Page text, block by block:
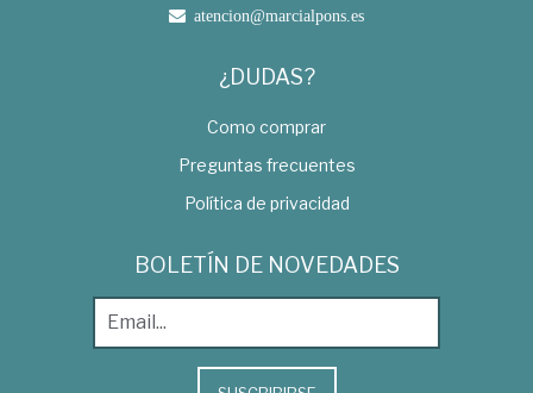
atencion@marcialpons.es
¿DUDAS?
Como comprar
Preguntas frecuentes
Política de privacidad
BOLETÍN DE NOVEDADES